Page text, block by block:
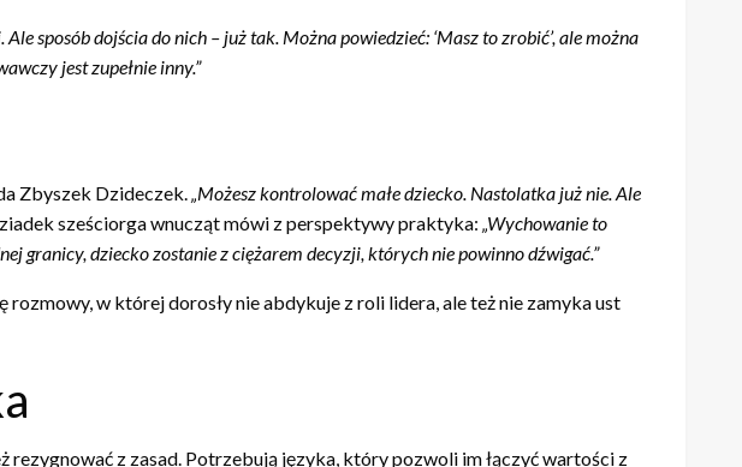
sposób dojścia do nich – już tak. Można powiedzieć: ‘Masz to zrobić’, ale można
jest zupełnie inny.”
Zbyszek Dzideczek.„Możesz kontrolować małe dziecko. Nastolatka już nie. Ale
sześciorga wnucząt mówi z perspektywy praktyka: „Wychowanie to
granicy, dziecko zostanie z ciężarem decyzji, których nie powinno dźwigać.”
w której dorosły nie abdykuje z roli lidera, ale też nie zamyka ust
z zasad. Potrzebują języka, który pozwoli im łączyć wartości z